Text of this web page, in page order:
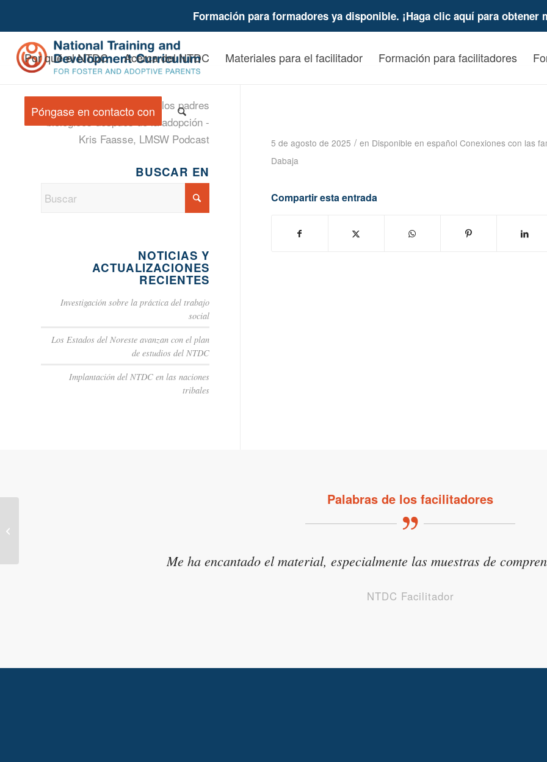
Formación para formadores ya disponible. ¡Haga clic aquí para obtener
Por qué el NTDC Acerca del NTDC Materiales para el facilitador Formación para facilitadores
Póngase en contacto con
5 de agosto de 2025 / en Disponible en español Conexiones con las
Dabaja
Compartir esta entrada
Conexiones con los padres
biológicos después de la adopción -
Kris Faasse, LMSW Podcast
BUSCAR EN
NOTICIAS Y
ACTUALIZACIONES
RECIENTES
Investigación sobre la práctica del trabajo
social
Los Estados del Noreste avanzan con el plan
de estudios del NTDC
Implantación del NTDC en las naciones
tribales
Palabras de los facilitadores
Me ha encantado el material, especialmente las muestras de
NTDC Facilitador